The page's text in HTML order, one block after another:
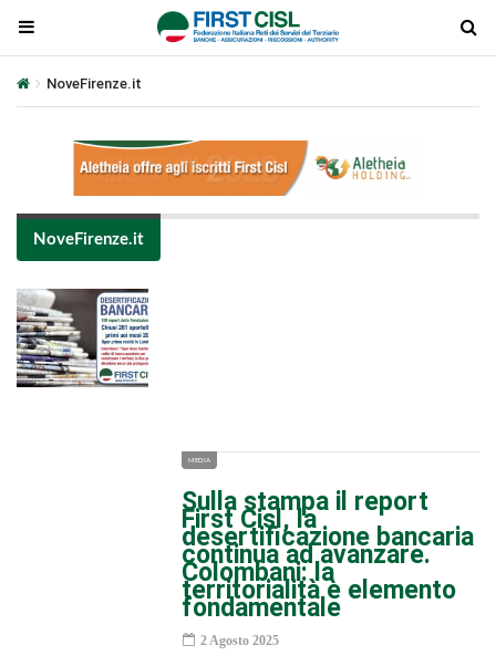
NoveFirenze.it
NoveFirenze.it
MEDIA
Sulla stampa il report
First Cisl, la
desertificazione bancaria
continua ad avanzare.
Colombani: la
territorialità è elemento
fondamentale
2 Agosto 2025